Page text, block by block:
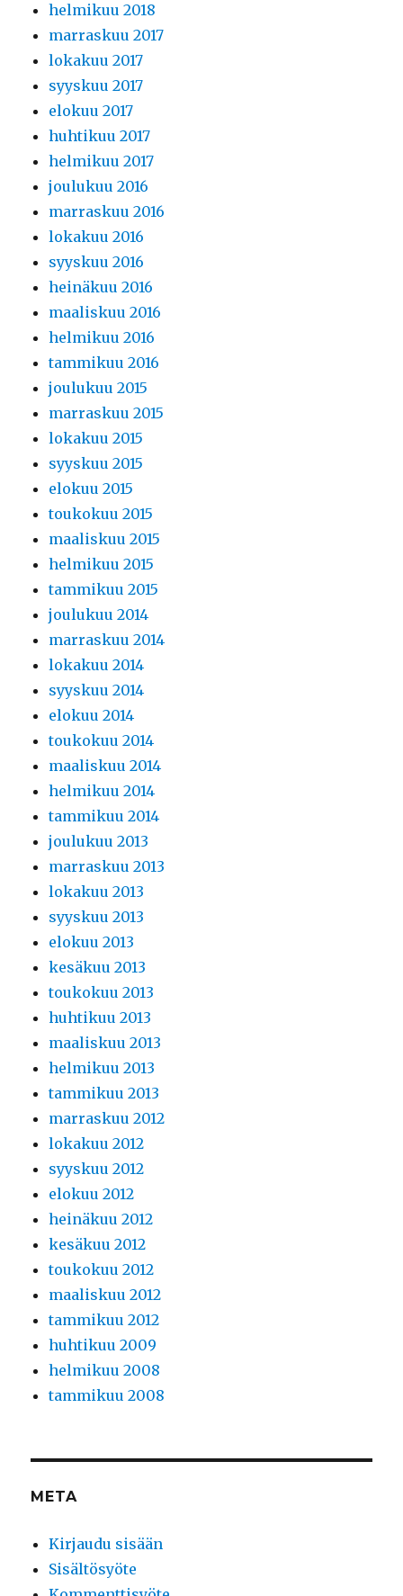
helmikuu 2018
marraskuu 2017
lokakuu 2017
syyskuu 2017
elokuu 2017
huhtikuu 2017
helmikuu 2017
joulukuu 2016
marraskuu 2016
lokakuu 2016
syyskuu 2016
heinäkuu 2016
maaliskuu 2016
helmikuu 2016
tammikuu 2016
joulukuu 2015
marraskuu 2015
lokakuu 2015
syyskuu 2015
elokuu 2015
toukokuu 2015
maaliskuu 2015
helmikuu 2015
tammikuu 2015
joulukuu 2014
marraskuu 2014
lokakuu 2014
syyskuu 2014
elokuu 2014
toukokuu 2014
maaliskuu 2014
helmikuu 2014
tammikuu 2014
joulukuu 2013
marraskuu 2013
lokakuu 2013
syyskuu 2013
elokuu 2013
kesäkuu 2013
toukokuu 2013
huhtikuu 2013
maaliskuu 2013
helmikuu 2013
tammikuu 2013
marraskuu 2012
lokakuu 2012
syyskuu 2012
elokuu 2012
heinäkuu 2012
kesäkuu 2012
toukokuu 2012
maaliskuu 2012
tammikuu 2012
huhtikuu 2009
helmikuu 2008
tammikuu 2008
META
Kirjaudu sisään
Sisältösyöte